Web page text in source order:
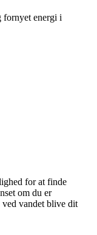
fornyet energi i
for at finde
om du er
vandet blive dit